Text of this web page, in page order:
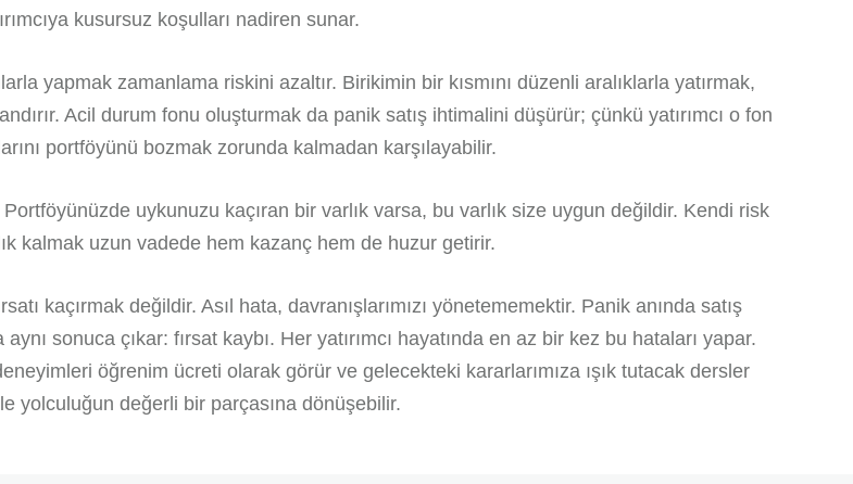
kusursuz koşulları nadiren sunar.
yapmak zamanlama riskini azaltır. Birikimin bir kısmını düzenli aralıklarla yatırmak,
Acil durum fonu oluşturmak da panik satış ihtimalini düşürür; çünkü yatırımcı o fon
portföyünü bozmak zorunda kalmadan karşılayabilir.
uykunuzu kaçıran bir varlık varsa, bu varlık size uygun değildir. Kendi risk
kalmak uzun vadede hem kazanç hem de huzur getirir.
kaçırmak değildir. Asıl hata, davranışlarımızı yönetememektir. Panik anında satış
sonuca çıkar: fırsat kaybı. Her yatırımcı hayatında en az bir kez bu hataları yapar.
öğrenim ücreti olarak görür ve gelecekteki kararlarımıza ışık tutacak dersler
yolculuğun değerli bir parçasına dönüşebilir.